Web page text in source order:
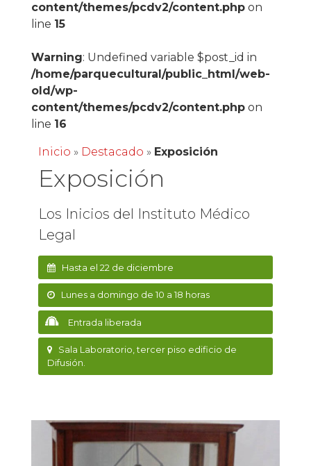
content/themes/pcdv2/content.phpon
line 15
Warning: Undefined variable $post_id in
/home/parquecultural/public_html/web-
old/wp-
content/themes/pcdv2/content.phpon
line 16
Inicio » Destacado » Exposición
Exposición
Los Inicios del Instituto Médico
Legal
Hasta el 22 de diciembre
Lunes a domingo de 10 a 18 horas
Entrada liberada
Sala Laboratorio, tercer piso edificio de
Difusión.